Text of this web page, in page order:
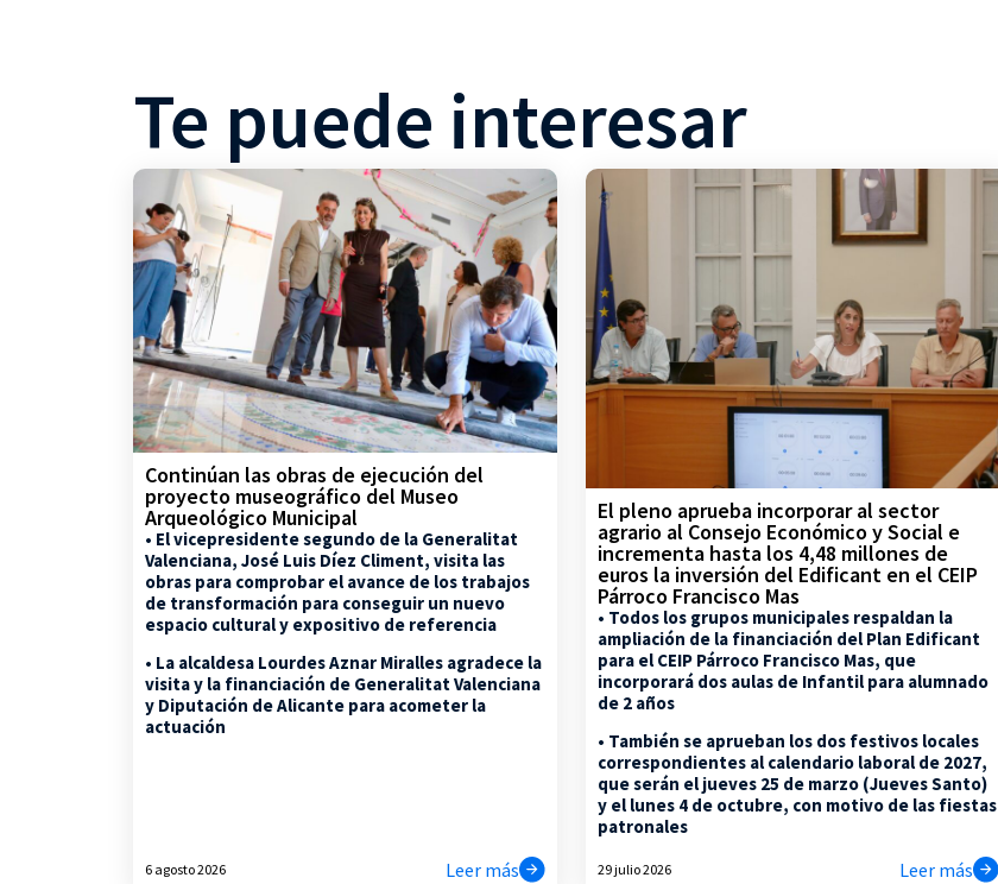
Te puede interesar
Continúan las obras de ejecución del
proyecto museográfico del Museo
Arqueológico Municipal
• El vicepresidente segundo de la Generalitat
Valenciana, José Luis Díez Climent, visita las
obras para comprobar el avance de los trabajos
de transformación para conseguir un nuevo
espacio cultural y expositivo de referencia
• La alcaldesa Lourdes Aznar Miralles agradece la
visita y la financiación de Generalitat Valenciana
y Diputación de Alicante para acometer la
actuación
6 agosto 2026 Leer más
El pleno aprueba incorporar al sector
agrario al Consejo Económico y Social e
incrementa hasta los 4,48 millones de
euros la inversión del Edificant en el CEIP
Párroco Francisco Mas
• Todos los grupos municipales respaldan la
ampliación de la financiación del Plan Edificant
para el CEIP Párroco Francisco Mas, que
incorporará dos aulas de Infantil para alumnado
de 2 años
• También se aprueban los dos festivos locales
correspondientes al calendario laboral de 2027,
que serán el jueves 25 de marzo (Jueves Santo)
y el lunes 4 de octubre, con motivo de las fiestas
patronales
29 julio 2026 Leer más